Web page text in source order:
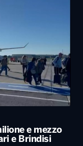
e mezzo
e Brindisi